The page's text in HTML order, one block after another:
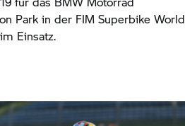
Park in der FIM Superbike World
Einsatz.